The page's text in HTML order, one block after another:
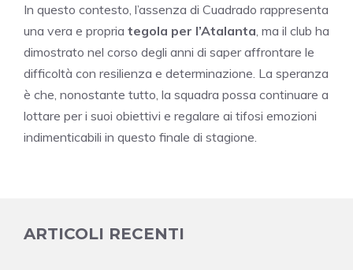
In questo contesto, l’assenza di Cuadrado rappresenta
una vera e propria tegola per l’Atalanta , ma il club ha
dimostrato nel corso degli anni di saper affrontare le
difficoltà con resilienza e determinazione. La speranza
è che, nonostante tutto, la squadra possa continuare a
lottare per i suoi obiettivi e regalare ai tifosi emozioni
indimenticabili in questo finale di stagione.
ARTICOLI RECENTI